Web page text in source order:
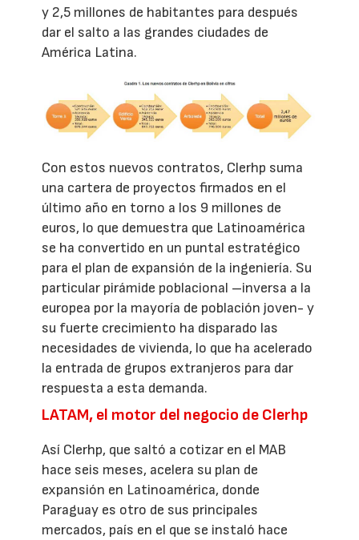
y 2,5 millones de habitantes para después
dar el salto a las grandes ciudades de
América Latina.
Con estos nuevos contratos, Clerhp suma
una cartera de proyectos firmados en el
último año en torno a los 9 millones de
euros, lo que demuestra que Latinoamérica
se ha convertido en un puntal estratégico
para el plan de expansión de la ingeniería. Su
particular pirámide poblacional –inversa a la
europea por la mayoría de población joven- y
su fuerte crecimiento ha disparado las
necesidades de vivienda, lo que ha acelerado
la entrada de grupos extranjeros para dar
respuesta a esta demanda.
LATAM, el motor del negocio de Clerhp
Así Clerhp, que saltó a cotizar en el MAB
hace seis meses, acelera su plan de
expansión en Latinoamérica, donde
Paraguay es otro de sus principales
mercados, país en el que se instaló hace